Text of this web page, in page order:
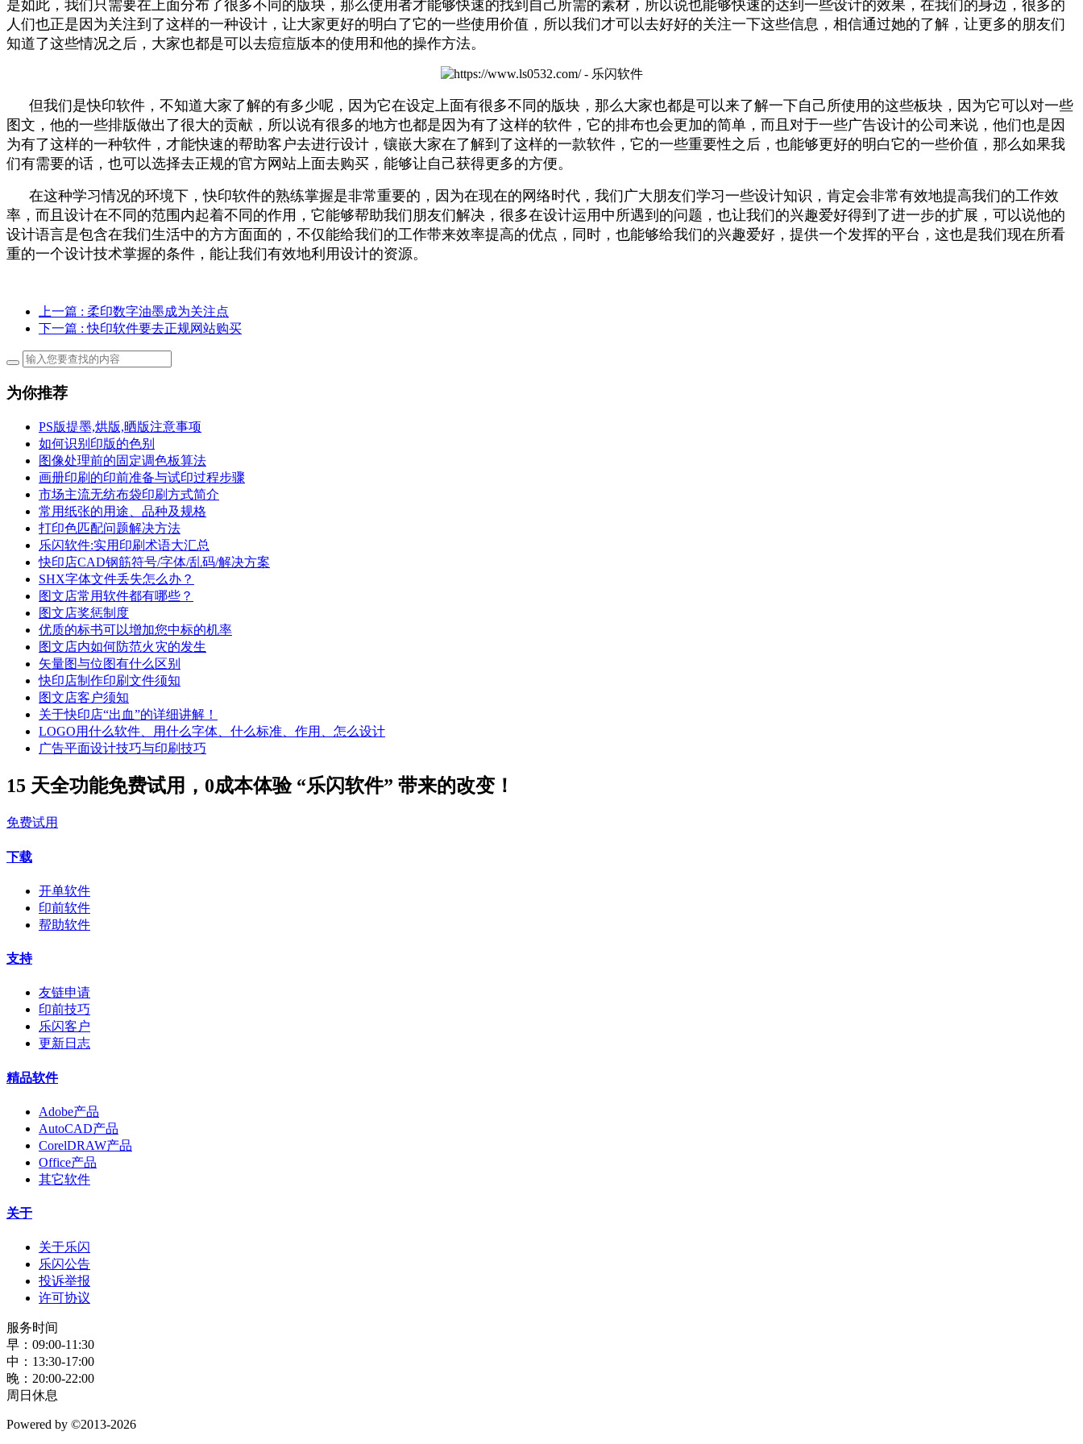
我们在制作网站的时候都知道，网站一定要做出来一些板块才能更好，更清晰的让浏览者知道自己所要表达的内容，并且可以让他们快速的找到，那么做快印软件也
是如此，我们只需要在上面分布了很多不同的版块，那么使用者才能够快速的找到自己所需的素材，所以说也能够快速的达到一些设计的效果，在我们的身边，很多的
人们也正是因为关注到了这样的一种设计，让大家更好的明白了它的一些使用价值，所以我们才可以去好好的关注一下这些信息，相信通过她的了解，让更多的朋友们
知道了这些情况之后，大家也都是可以去痘痘版本的使用和他的操作方法。
但我们是快印软件，不知道大家了解的有多少呢，因为它在设定上面有很多不同的版块，那么大家也都是可以来了解一下自己所使用的这些板块，因为它可以对一些
图文，他的一些排版做出了很大的贡献，所以说有很多的地方也都是因为有了这样的软件，它的排布也会更加的简单，而且对于一些广告设计的公司来说，他们也是因
为有了这样的一种软件，才能快速的帮助客户去进行设计，镶嵌大家在了解到了这样的一款软件，它的一些重要性之后，也能够更好的明白它的一些价值，那么如果我
们有需要的话，也可以选择去正规的官方网站上面去购买，能够让自己获得更多的方便。
在这种学习情况的环境下，快印软件的熟练掌握是非常重要的，因为在现在的网络时代，我们广大朋友们学习一些设计知识，肯定会非常有效地提高我们的工作效
率，而且设计在不同的范围内起着不同的作用，它能够帮助我们朋友们解决，很多在设计运用中所遇到的问题，也让我们的兴趣爱好得到了进一步的扩展，可以说他的
设计语言是包含在我们生活中的方方面面的，不仅能给我们的工作带来效率提高的优点，同时，也能够给我们的兴趣爱好，提供一个发挥的平台，这也是我们现在所看
上一篇: 柔印数字油墨成为关注点
下一篇: 快印软件要去正规网站购买
为你推荐
PS版提墨,烘版,晒版注意事项
如何识别印版的色别
图像处理前的固定调色板算法
画册印刷的印前准备与试印过程步骤
市场主流无纺布袋印刷方式简介
常用纸张的用途、品种及规格
打印色匹配问题解决方法
乐闪软件:实用印刷术语大汇总
快印店CAD钢筋符号/字体/乱码/解决方案
SHX字体文件丢失怎么办？
图文店常用软件都有哪些？
图文店奖惩制度
优质的标书可以增加您中标的机率
图文店内如何防范火灾的发生
矢量图与位图有什么区别
快印店制作印刷文件须知
图文店客户须知
关于快印店“出血”的详细讲解！
LOGO用什么软件、用什么字体、什么标准、作用、怎么设计
广告平面设计技巧与印刷技巧
15 天全功能免费试用，0成本体验 “乐闪软件” 带来的改变！
免费试用
开单软件
印前软件
友链申请
印前技巧
乐闪客户
更新日志
Adobe产品
AutoCAD产品
CorelDRAW产品
Office产品
关于乐闪
乐闪公告
投诉举报
许可协议
服务时间
早：09:00-11:30
中：13:30-17:00
晚：20:00-22:00
周日休息